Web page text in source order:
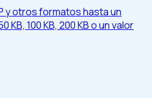
y otros formatos hasta un
100 KB, 200 KB o un valor